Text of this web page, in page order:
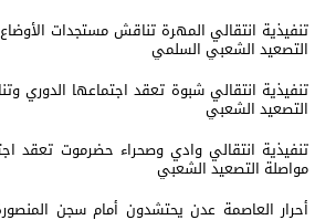
تنفيذية انتقالي المهرة تناقش مستجدات
التصعيد الشعبي السلمي
تنفيذية انتقالي شبوة تعقد اجتماعها الدوري
التصعيد الشعبي
تنفيذية انتقالي وادي وصحراء حضرموت تعقد
مواصلة التصعيد الشعبي
أحرار العاصمة عدن يحتشدون أمام سجن